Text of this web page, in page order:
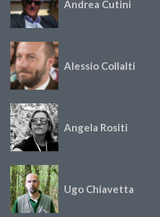
Andrea Cutini
Alessio Collalti
Angela Rositi
Ugo Chiavetta